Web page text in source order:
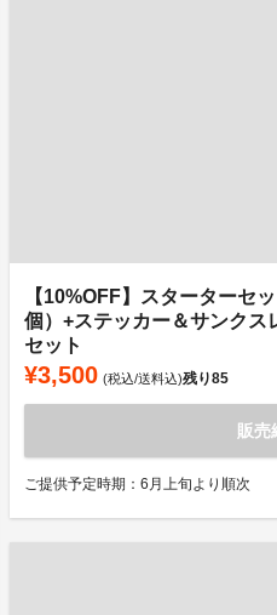
【10%OFF】スターターセ
個）+ステッカー＆サンクス
セット
¥3,500 (税込/送料込)残り85
販売
ご提供予定時期：6月上旬より順次